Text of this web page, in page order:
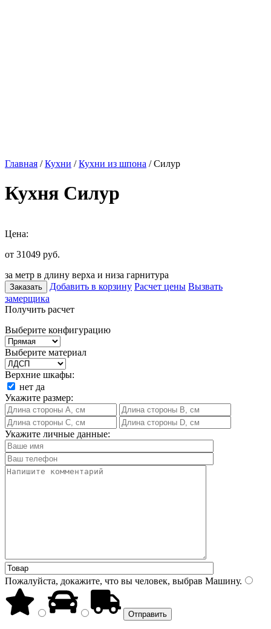
Главная /Кухни /Кухни из шпона / Силур
Кухня Силур
Цена:
от 31049 руб.
за метр в длину верха и низа гарнитура
Заказать Добавить в корзину Расчет цены Вызвать
замерщика
Получить расчет
Выберите конфигурацию
Выберите материал
Верхние шкафы:
нет да
Укажите размер:
Укажите личные данные:
Пожалуйста, докажите, что вы человек, выбрав Машину.